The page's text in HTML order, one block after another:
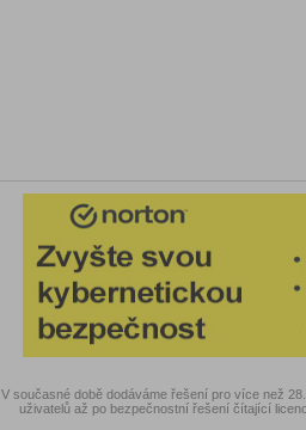
V současné době dodáváme řešení pro více než
uživatelů až po bezpečnostní řešení čítající